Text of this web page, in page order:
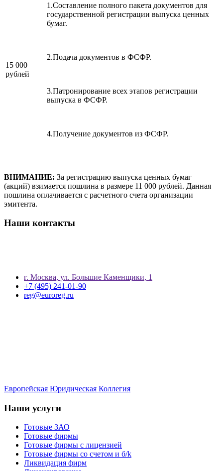
15 000
рублей
1.Составление полного пакета документов для
государственной регистрации выпуска ценных
бумаг.
2.Подача документов в ФСФР.
3.Патронирование всех этапов регистрации
выпуска в ФСФР.
4.Получение документов из ФСФР.
ВНИМАНИЕ: За регистрацию выпуска ценных бумаг
(акций) взимается пошлина в размере 11 000 рублей. Данная
пошлина оплачивается c расчетного счета организации
эмитента.
Наши контакты
г. Москва, ул. Большие Каменщики, 1
+7 (495) 241-01-90
reg@euroreg.ru
Европейская Юридическая Коллегия
Наши услуги
Готовые ЗАО
Готовые фирмы
Готовые фирмы с лицензией
Готовые фирмы со счетом и б/k
Ликвидация фирм